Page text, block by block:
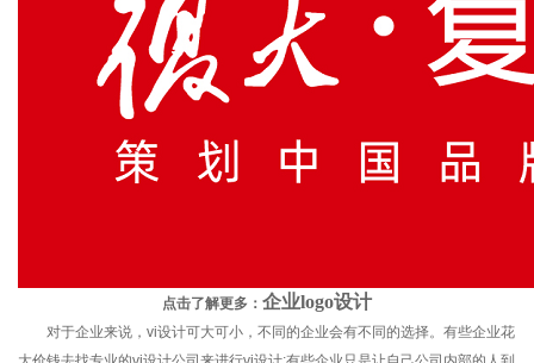
点击了解更多： 企业logo设计
对于企业来说，vi设计可大可小，不同的企业会有不同的选择。有些企业花